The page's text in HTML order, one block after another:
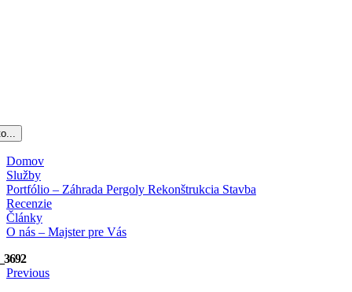
Domov
Služby
Portfólio – Záhrada Pergoly Rekonštrukcia Stavba
Recenzie
Články
O nás – Majster pre Vás
Previous